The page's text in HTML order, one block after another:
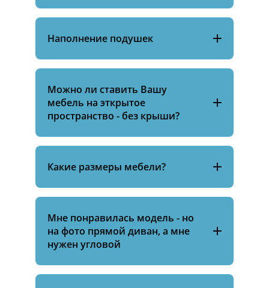
Наполнение подушек
Можно ли ставить Вашу
мебель на эткрытое
пространство - без крыши?
Какие размеры мебели?
Мне понравилась модель - но
на фото прямой диван, а мне
нужен угловой